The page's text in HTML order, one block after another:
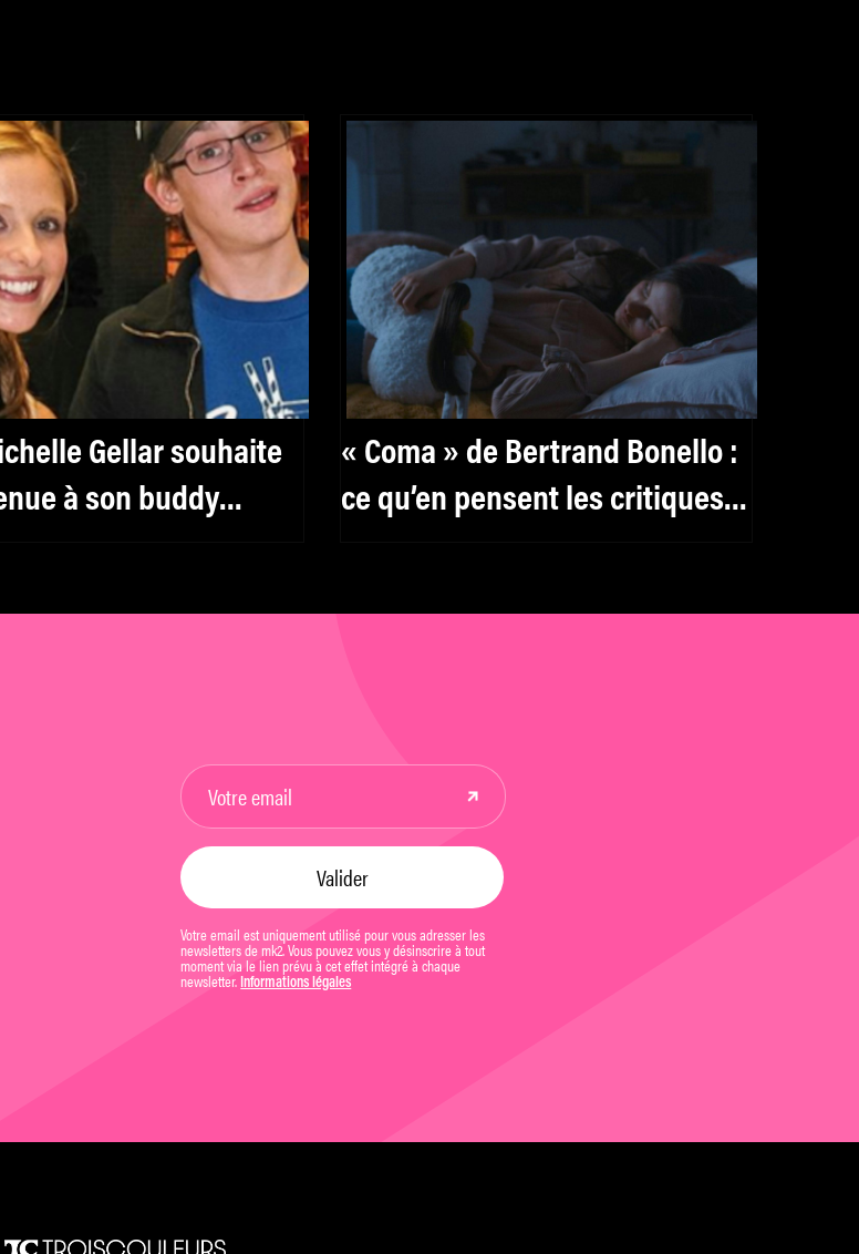
Gellar souhaite
à son buddy
« Coma » de Bertrand Bonello :
ce qu’en pensent les critiques
Votre email est uniquement utilisé pour vous adresser les
newsletters de mk2. Vous pouvez vous y désinscrire à tout
moment via le lien prévu à cet effet intégré à chaque
newsletter. Informations légales